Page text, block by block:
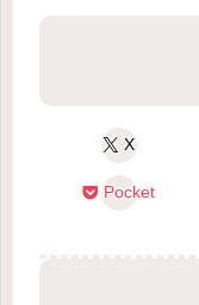
X
Pocket